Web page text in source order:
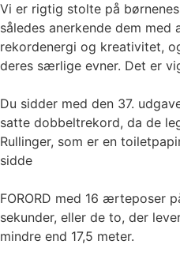
Vi er rigtig stolte på
således anerkende dem
rekordenergi og kreativitet,
deres særlige evner. Det er
Du sidder med den 37.
satte dobbeltrekord, da de
Rullinger, som er en
sidde
FORORD med 16 ærteposer
sekunder, eller de to, der
mindre end 17,5 meter.